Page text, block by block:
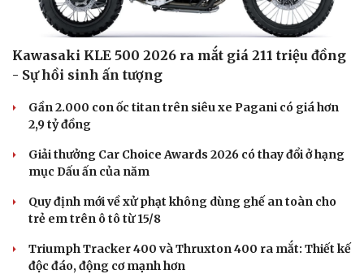
Kawasaki KLE 500 2026 ra mắt giá 211 triệu đồng
- Sự hồi sinh ấn tượng
Gần 2.000 con ốc titan trên siêu xe Pagani có giá hơn
2,9 tỷ đồng
Giải thưởng Car Choice Awards 2026 có thay đổi ở hạng
mục Dấu ấn của năm
Quy định mới về xử phạt không dùng ghế an toàn cho
trẻ em trên ô tô từ 15/8
Triumph Tracker 400 và Thruxton 400 ra mắt: Thiết kế
độc đáo, động cơ mạnh hơn